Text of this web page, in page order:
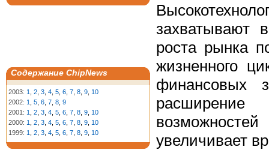
Содержание ChipNews
2003: 1 2 3 4 5 6 7 8 9 10
2002: 1 5 6 7 8 9
2001: 1 2 3 4 5 6 7 8 9 10
2000: 1 2 3 4 5 6 7 8 9 10
1999: 1 2 3 4 5 6 7 8 9 10
захватывают
роста рынка
жизненного
финансовых
увеличивает